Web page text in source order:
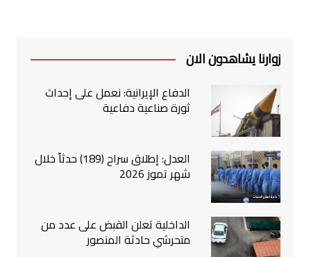
زوارنا يشاهدون الان
الدفاع الإيرانية: نعمل على إحداث
ثورة صناعية دفاعية
العدل: إطلاق سراح (189) حدثاً خلال
شهر تموز 2026
الداخلية تعلن القبض على عدد من
متحرشي حادثة المنصور